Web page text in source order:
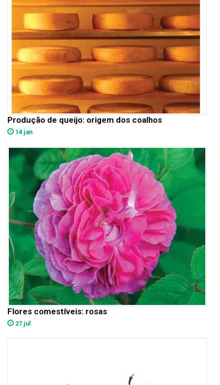
Produção de queijo: origem dos coalhos
14 jan
Flores comestíveis: rosas
27 jul